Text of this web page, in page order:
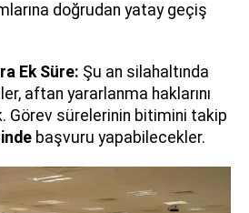
doğrudan yatay geçiş
Ek Süre: Şu an silahaltında
aftan yararlanma haklarını
Görev sürelerinin bitimini takip
başvuru yapabilecekler.